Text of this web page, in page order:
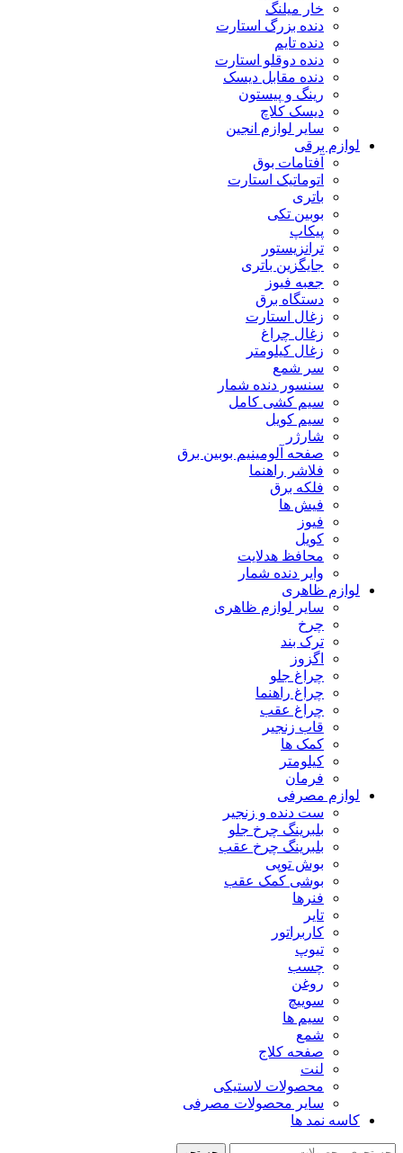
خار میلنگ
دنده بزرگ استارت
دنده تایم
دنده دوقلو استارت
دنده مقابل دیسک
رینگ و پیستون
دیسک کلاچ
سایر لوازم انجین
لوازم برقی
آفتامات بوق
اتوماتیک استارت
باتری
بوبین تکی
پیکاپ
ترانزیستور
جایگزین باتری
جعبه فیوز
دستگاه برق
زغال استارت
زغال چراغ
زغال کیلومتر
سر شمع
سنسور دنده شمار
سیم کشی کامل
سیم کویل
شارژر
صفحه آلومینیم بوبین برق
فلاشر راهنما
فلکه برق
فیش ها
فیوز
کویل
محافظ هدلایت
وایر دنده شمار
لوازم ظاهری
سایر لوازم ظاهری
چرخ
ترک بند
اگزوز
چراغ جلو
چراغ راهنما
چراغ عقب
قاب زنجیر
کمک ها
کیلومتر
فرمان
لوازم مصرفی
ست دنده و زنجیر
بلبرینگ چرخ جلو
بلبرینگ چرخ عقب
بوش توپی
بوشی کمک عقب
فنرها
تایر
کاربراتور
تیوپ
چسب
روغن
سوییچ
سیم ها
شمع
صفحه کلاج
لنت
محصولات لاستیکی
سایر محصولات مصرفی
کاسه نمد ها